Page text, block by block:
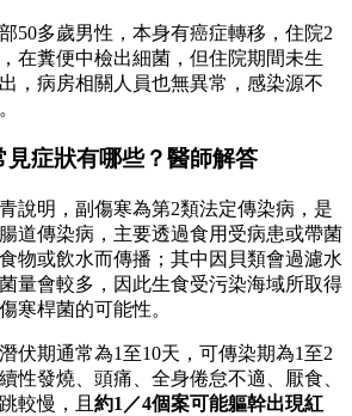
50多歲男性，本身有癌症轉移，住院2
在糞便中檢出細菌，但住院期間未生
，病房相關人員也無異常，感染源不
見症狀有哪些？醫師解答
說明，副傷寒為第2類法定傳染病，是
道傳染病，主要透過食用受病患或帶菌
物或飲水而傳播；其中因貝類會過濾水
量會較多，因此生食受污染海域所取得
寒桿菌的可能性。
伏期通常為1至10天，可傳染期為1至2
性發燒、頭痛、全身倦怠不適、厭食、
較慢，且 約1／4個案可能軀幹出現紅